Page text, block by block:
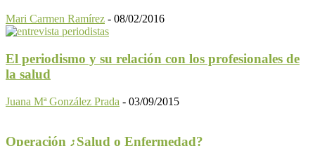
Mari Carmen Ramírez - 08/02/2016
El periodismo y su relación con los profesionales de
la salud
Juana Mª González Prada - 03/09/2015
Operación ¿Salud o Enfermedad?